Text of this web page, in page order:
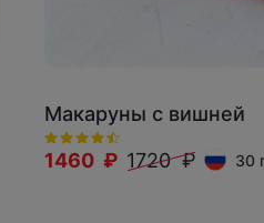
Макаруны с вишней
1460 ₽ 1720 ₽ 30